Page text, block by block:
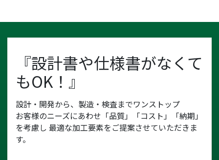
『設計書や仕様書がなくて
もOK！』
設計・開発から、製造・検査までワンストップ
お客様のニーズにあわせ「品質」「コスト」「納期」
を考慮し 最適な加工要素をご提案させていただきま
す。